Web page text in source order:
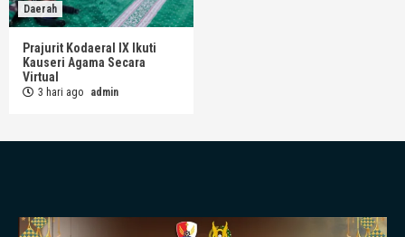
Daerah
Prajurit Kodaeral IX Ikuti
Kauseri Agama Secara
Virtual
3 hari ago admin